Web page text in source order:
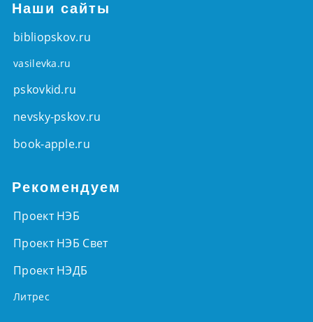
Наши сайты
bibliopskov.ru
vasilevka.ru
pskovkid.ru
nevsky-pskov.ru
book-apple.ru
Рекомендуем
Проект НЭБ
Проект НЭБ Свет
Проект НЭДБ
Литрес